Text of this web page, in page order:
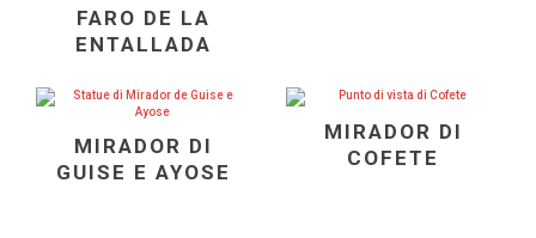
FARO DE LA
ENTALLADA
MIRADOR DI
GUISE E AYOSE
MIRADOR DI
COFETE